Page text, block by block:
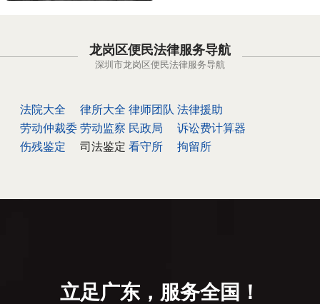
龙岗区便民法律服务导航
深圳市龙岗区便民法律服务导航
法院大全 律所大全 律师团队 法律援助
劳动仲裁委 劳动监察 民政局
诉讼费计算器
伤残鉴定
司法鉴定 看守所 拘留所
立足广东，服务全国！